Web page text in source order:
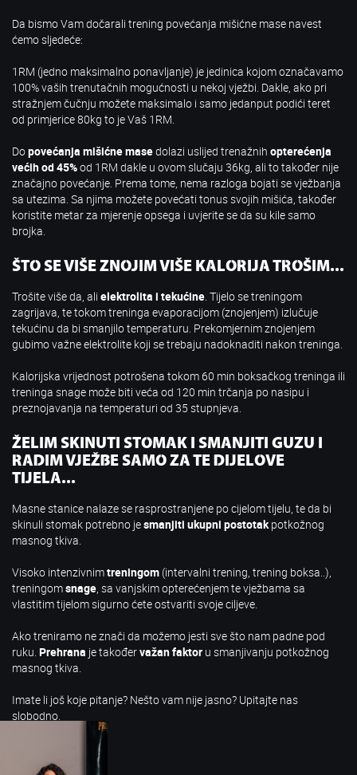
Da bismo Vam dočarali trening povećanja mišićne mase navest
ćemo sljedeće:
1RM (jedno maksimalno ponavljanje) je jedinica kojom označavamo
100% vaših trenutačnih mogućnosti u nekoj vježbi. Dakle, ako pri
stražnjem čučnju možete maksimalo i samo jedanput podići teret
od primjerice 80kg to je Vaš 1RM.
Dopovećanja mišićne masedolazi uslijed trenažnih opterećenja
većih od 45%od 1RM dakle u ovom slučaju 36kg, ali to također nije
značajno povećanje. Prema tome, nema razloga bojati se vježbanja
sa utezima. Sa njima možete povećati tonus svojih mišića, također
koristite metar za mjerenje opsega i uvjerite se da su kile samo
brojka.
ŠTO SE VIŠE ZNOJIM VIŠE KALORIJA TROŠIM...
Trošite više da, ali elektrolita i tekućine. Tijelo se treningom
zagrijava, te tokom treninga evaporacijom (znojenjem) izlučuje
tekućinu da bi smanjilo temperaturu. Prekomjernim znojenjem
gubimo važne elektrolite koji se trebaju nadoknaditi nakon treninga.
Kalorijska vrijednost potrošena tokom 60 min boksačkog treninga ili
treninga snage može biti veća od 120 min trčanja po nasipu i
preznojavanja na temperaturi od 35 stupnjeva.
ŽELIM SKINUTI STOMAK I SMANJITI GUZU I
RADIM VJEŽBE SAMO ZA TE DIJELOVE
TIJELA...
Masne stanice nalaze se rasprostranjene po cijelom tijelu, te da bi
skinuli stomak potrebno jesmanjiti ukupni postotakpotkožnog
masnog tkiva.
Visoko intenzivnimtreningom (intervalni trening, trening boksa..),
treningomsnage, sa vanjskim opterećenjem te vježbama sa
vlastitim tijelom sigurno ćete ostvariti svoje ciljeve.
Ako treniramo ne znači da možemo jesti sve što nam padne pod
ruku. Prehrana je takođervažan faktor u smanjivanju potkožnog
masnog tkiva.
Imate li još koje pitanje? Nešto vam nije jasno? Upitajte nas
slobodno.